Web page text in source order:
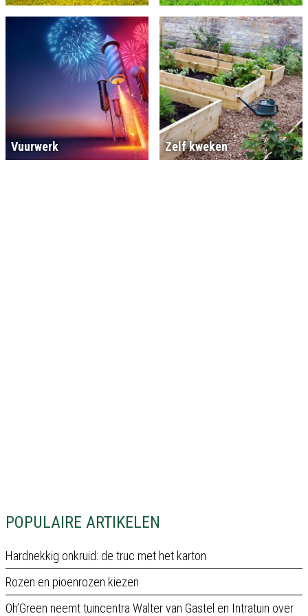
POPULAIRE ARTIKELEN
Hardnekkig onkruid: de truc met het karton
Rozen en pioenrozen kiezen
Oh’Green neemt tuincentra Walter van Gastel en Intratuin over
Vuurwerk Zelf kweken